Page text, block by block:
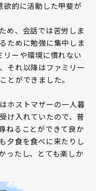
欲的に活動した甲斐が
め、会話では苦労しま
ために勉強に集中しま
リーや環境に慣れない
それ以降はファミリー
とができました。
ホストマザーの一人暮
け入れていたので、普
ねることができて良か
夕食を食べに来たりし
ったし、とても楽しか